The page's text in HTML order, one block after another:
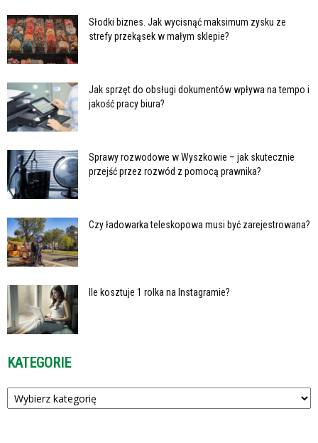
Słodki biznes. Jak wycisnąć maksimum zysku ze
strefy przekąsek w małym sklepie?
Jak sprzęt do obsługi dokumentów wpływa na tempo i
jakość pracy biura?
Sprawy rozwodowe w Wyszkowie – jak skutecznie
przejść przez rozwód z pomocą prawnika?
Czy ładowarka teleskopowa musi być zarejestrowana?
Ile kosztuje 1 rolka na Instagramie?
KATEGORIE
Kategorie